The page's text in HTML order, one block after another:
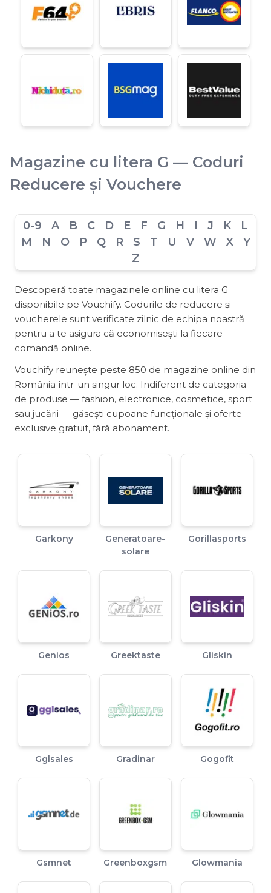
Magazine cu litera G — Coduri
Reducere și Vouchere
0-9 A B C D E F G H I J K
L
M
N O P Q R S T U V W X
Y
Z
Descoperă toate magazinele online cu litera G
disponibile pe Vouchify. Codurile de reducere și
voucherele sunt verificate zilnic de echipa noastră
pentru a te asigura că economisești la fiecare
comandă online.
Vouchify reunește peste 850 de magazine online din
România într-un singur loc. Indiferent de categoria
de produse — fashion, electronice, cosmetice, sport
sau jucării — găsești cupoane funcționale și oferte
exclusive gratuit, fără abonament.
Garkony
Generatoare-
solare
Gorillasports
Genios Greektaste Gliskin
Gglsales Gradinar Gogofit
Gsmnet Greenboxgsm Glowmania